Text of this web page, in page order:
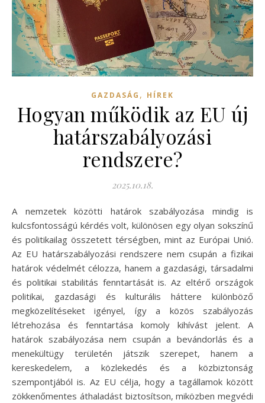
GAZDASÁG , HÍREK
Hogyan működik az EU új
határszabályozási
rendszere?
2025.10.18.
A nemzetek közötti határok szabályozása mindig is
kulcsfontosságú kérdés volt, különösen egy olyan sokszínű
és politikailag összetett térségben, mint az Európai Unió.
Az EU határszabályozási rendszere nem csupán a fizikai
határok védelmét célozza, hanem a gazdasági, társadalmi
és politikai stabilitás fenntartását is. Az eltérő országok
politikai, gazdasági és kulturális háttere különböző
megközelítéseket igényel, így a közös szabályozás
létrehozása és fenntartása komoly kihívást jelent. A
határok szabályozása nem csupán a bevándorlás és a
menekültügy területén játszik szerepet, hanem a
kereskedelem, a közlekedés és a közbiztonság
szempontjából is. Az EU célja, hogy a tagállamok között
zökkenőmentes áthaladást biztosítson, miközben megvédi